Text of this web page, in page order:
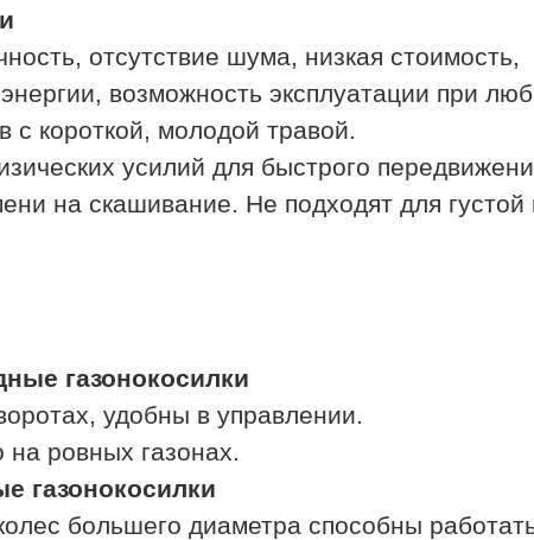
отсутствие шума, низкая стоимость,
возможность эксплуатации при
с короткой, молодой травой.
усилий для быстрого
на скашивание. Не подходят для густой
газонокосилки
удобны в управлении.
ровных газонах.
газонокосилки
большего диаметра способны